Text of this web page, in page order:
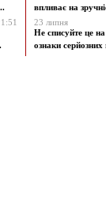
впливає на
23 липня
Не списуйте це
ознаки